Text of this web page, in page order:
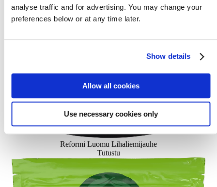
analyse traffic and for advertising. You may change your
preferences below or at any time later.
Show details
Allow all cookies
Use necessary cookies only
Reformi Luomu Lihaliemijauhe
Tutustu